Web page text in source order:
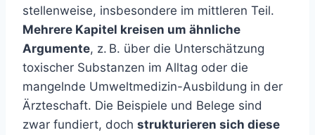
stellenweise, insbesondere im mittleren Teil.
Mehrere Kapitel kreisen um ähnliche
Argumente, z. B. über die Unterschätzung
toxischer Substanzen im Alltag oder die
mangelnde Umweltmedizin-Ausbildung in der
Ärzteschaft. Die Beispiele und Belege sind
zwar fundiert, doch strukturieren sich diese